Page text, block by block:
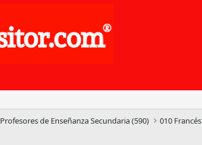
Profesores de Enseñanza Secundaria (590) 010 Francés